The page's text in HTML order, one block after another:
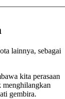
lainnya, sebagai
kita perasaan
gembira.